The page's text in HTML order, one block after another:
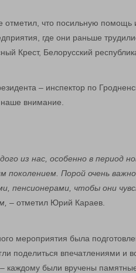
отметил, что посильную
где они раньше
Крест, Белорусский
– инспектор по
внимание.
из нас, особенно в период
поколением. Порой очень
пенсионерами, чтобы они
– отметил Юрий Караев.
мероприятия была
поделиться впечатлениями
каждому были вручены